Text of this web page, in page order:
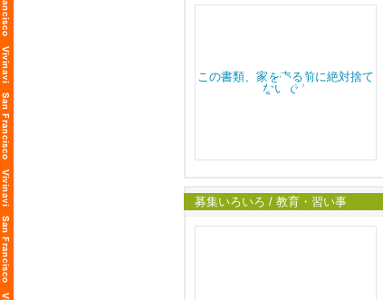
募集いろいろ / 教育・習い事